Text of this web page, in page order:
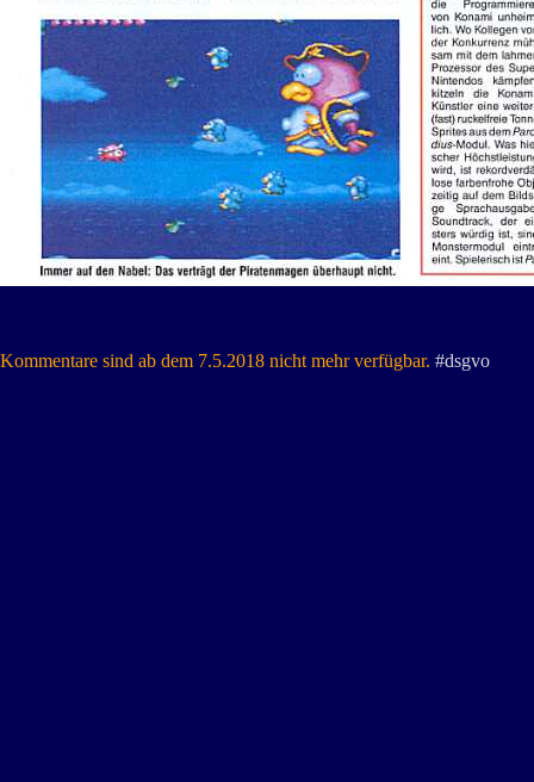
Kommentare sind ab dem 7.5.2018 nicht mehr verfügbar. #dsgvo